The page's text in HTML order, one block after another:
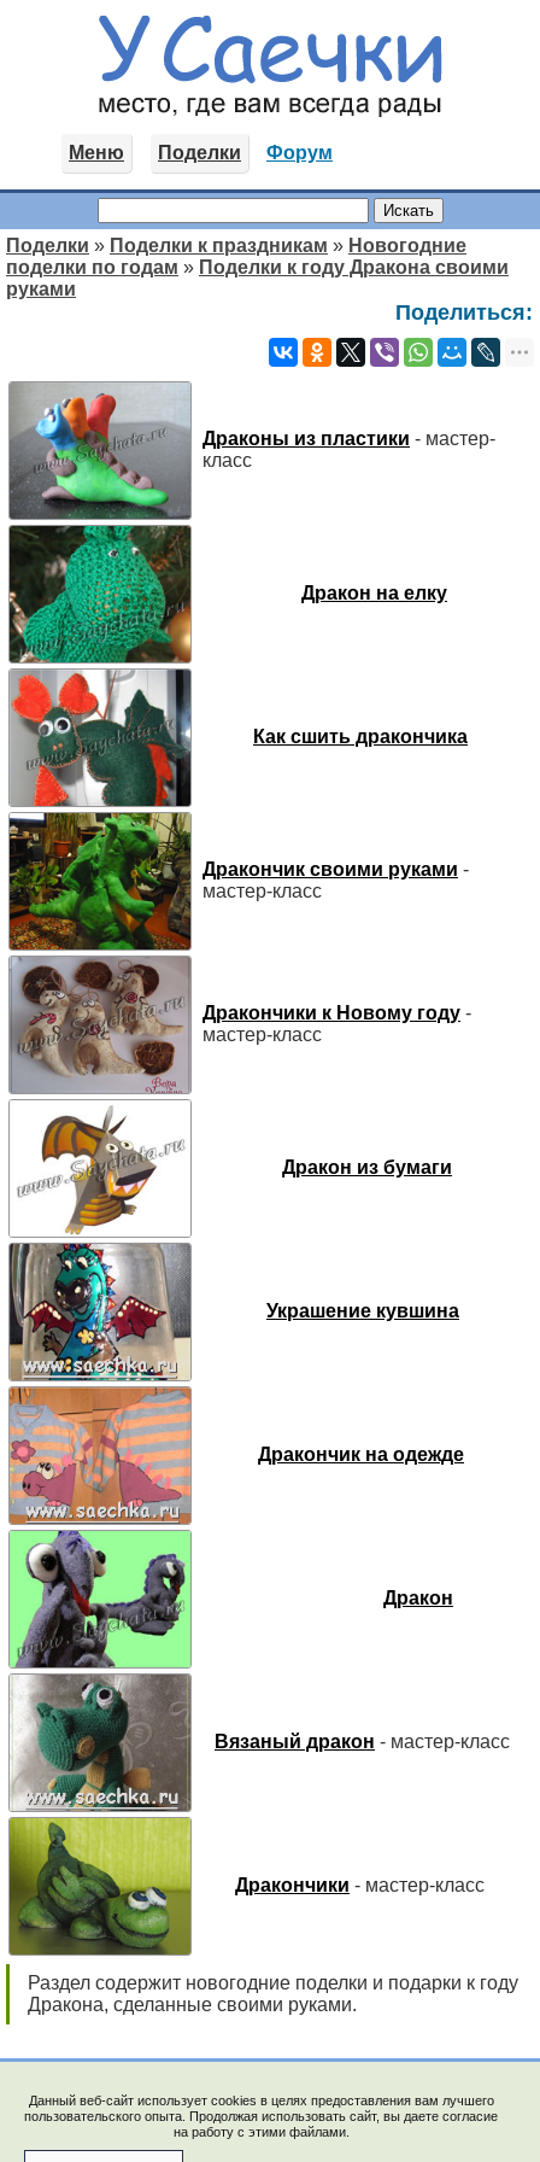
Данный веб-сайт использует cookies в целях предоставления вам лучшего
пользовательского опыта. Продолжая использовать сайт, вы даете согласие
на работу с этими файлами.
Меню Поделки Форум
Поделки » Поделки к праздникам » Новогодние
поделки по годам » Поделки к году Дракона своими
руками
Поделиться:
Драконы из пластики - мастер-
класс
Дракон на елку
Как сшить дракончика
Дракончик своими руками -
мастер-класс
Дракончики к Новому году -
мастер-класс
Дракон из бумаги
Украшение кувшина
Дракончик на одежде
Дракон
Вязаный дракон - мастер-класс
Дракончики - мастер-класс
Раздел содержит новогодние поделки и подарки к году
Дракона, сделанные своими руками.
© 2009-2023, "Saychata.Ru". E-mail: saechka@saechka.ru